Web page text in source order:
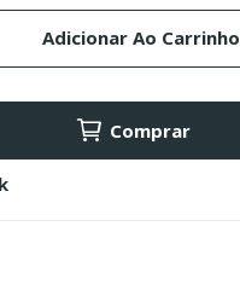
Adicionar Ao Carrinho
Comprar